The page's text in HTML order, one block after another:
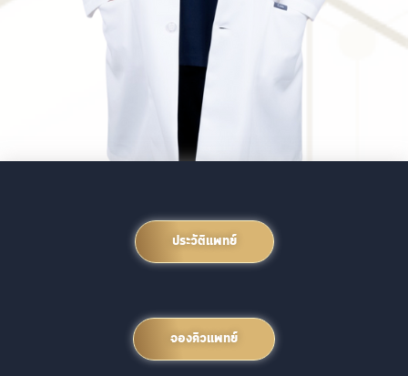
ประวัติแพทย์
จองคิวแพทย์